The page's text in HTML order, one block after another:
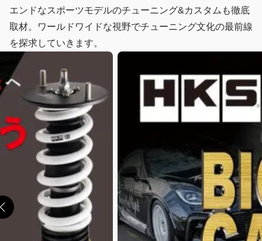
エンドなスポーツモデルのチューニング&カスタムも徹底
取材。ワールドワイドな視野でチューニング文化の最前線
を探求していきます。